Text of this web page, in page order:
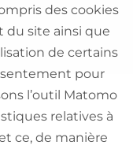
des cookies
du site ainsi que
de certains
pour
l’outil Matomo
relatives à
ce, de manière